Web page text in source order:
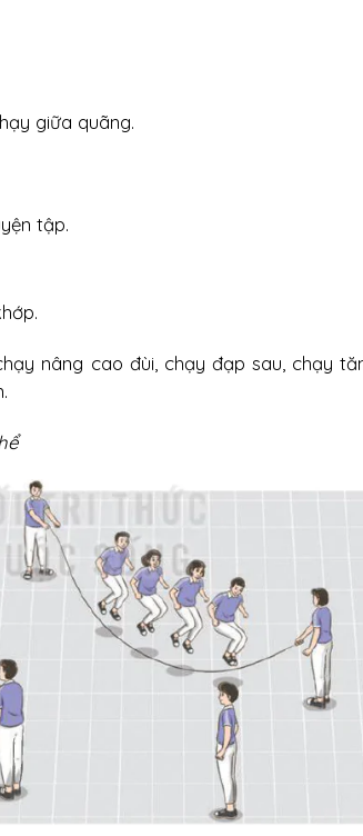
giữa quãng.
tập.
nâng cao đùi, chạy đạp sau, chạy